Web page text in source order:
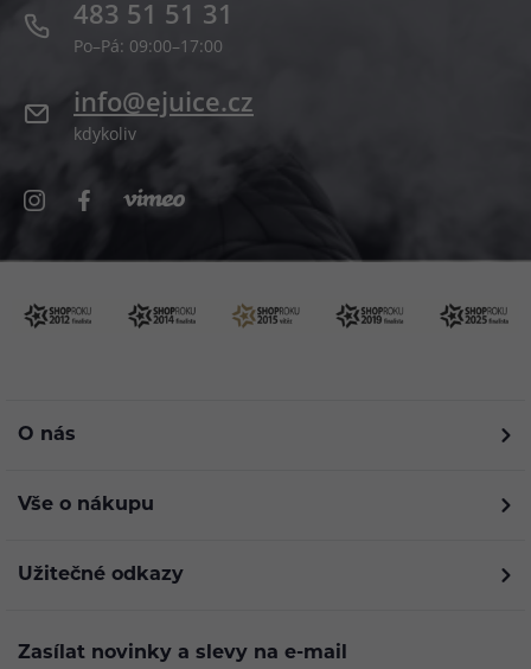
483 51 51 31
Po–Pá: 09:00–17:00
info@ejuice.cz
kdykoliv
O nás
Vše o nákupu
Užitečné odkazy
Zasílat novinky a slevy na e-mail